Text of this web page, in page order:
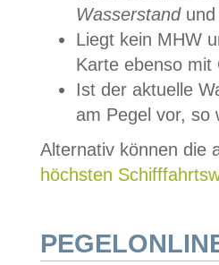
Wasserstandund
Liegt kein MHW
Karte ebenso mit
Ist der aktuelle
am Pegel vor,
Alternativ können die
höchsten